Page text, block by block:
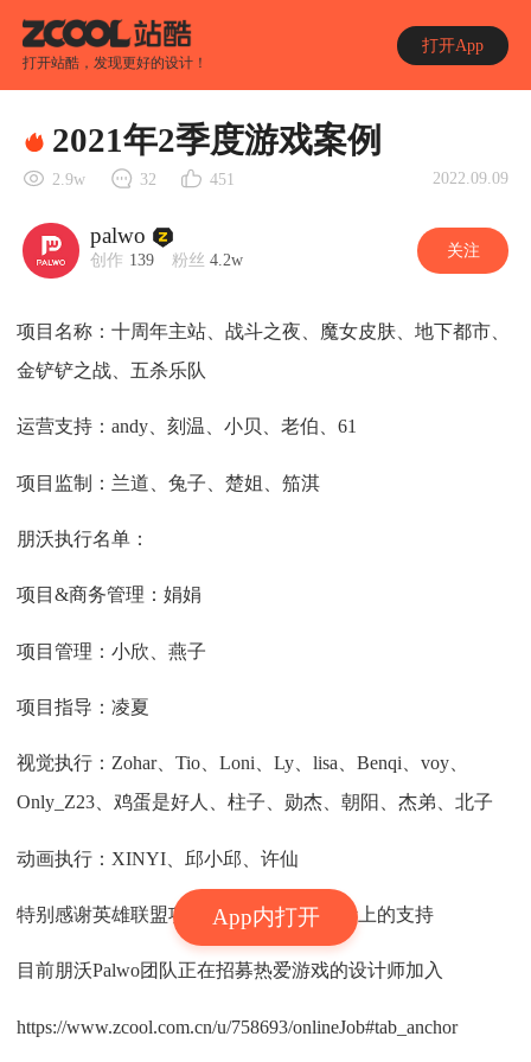
打开站酷，发现更好的设计！
打开App
App内打开
2021年2季度游戏案例
2.9w 32 451 2022.09.09
palwo
创作 139 粉丝 4.2w 关注
项目名称：十周年主站、战斗之夜、魔女皮肤、地下都市、
金铲铲之战、五杀乐队
运营支持：andy、刻温、小贝、老伯、61
项目监制：兰道、兔子、楚姐、笳淇
朋沃执行名单：
项目&商务管理：娟娟
项目管理：小欣、燕子
项目指导：凌夏
视觉执行：Zohar、Tio、Loni、Ly、lisa、Benqi、voy、
Only_Z23、鸡蛋是好人、柱子、勋杰、朝阳、杰弟、北子
动画执行：XINYI、邱小邱、许仙
特别感谢英雄联盟项目团队在创意和设计上的支持
目前朋沃Palwo团队正在招募热爱游戏的设计师加入
https://www.zcool.com.cn/u/758693/onlineJob#tab_anchor